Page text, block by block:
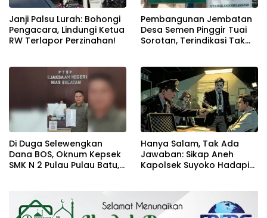
Janji Palsu Lurah: Bohongi
Pengacara, Lindungi Ketua
RW Terlapor Perzinahan!
Pembangunan Jembatan
Desa Semen Pinggir Tuai
Sorotan, Terindikasi Tak
Di Duga Selewengkan
Dana BOS, Oknum Kepsek
SMK N 2 Pulau Pulau Batu,
Selatan
Hanya Salam, Tak Ada
Jawaban: Sikap Aneh
Kapolsek Suyoko Hadapi